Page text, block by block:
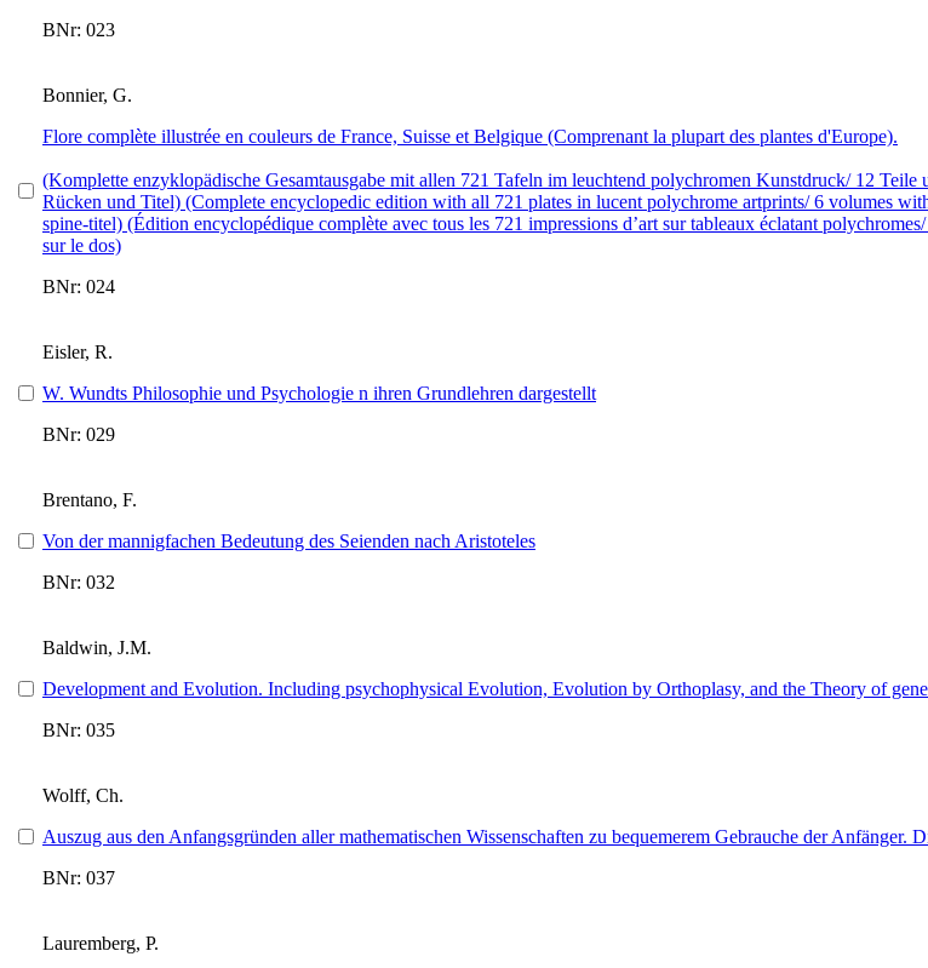
BNr: 023
Bonnier, G.
Flore complète illustrée en couleurs de France, Suisse et Belgique (Comprenant la plupart des plantes d'Europe).
(Komplette enzyklopädische Gesamtausgabe mit allen 721 Tafeln im leuchtend polychromen Kunstdruck/ 12
Rücken und Titel) (Complete encyclopedic edition with all 721 plates in lucent polychrome artprints/ 6 volumes
spine-titel) (Édition encyclopédique complète avec tous les 721 impressions d’art sur tableaux éclatant
sur le dos)
BNr: 024
Eisler, R.
W. Wundts Philosophie und Psychologie n ihren Grundlehren dargestellt
BNr: 029
Brentano, F.
Von der mannigfachen Bedeutung des Seienden nach Aristoteles
BNr: 032
Baldwin, J.M.
Development and Evolution. Including psychophysical Evolution, Evolution by Orthoplasy, and the Theory of
BNr: 035
Wolff, Ch.
Auszug aus den Anfangsgründen aller mathematischen Wissenschaften zu bequemerem Gebrauche der Anfänger.
BNr: 037
Lauremberg, P.